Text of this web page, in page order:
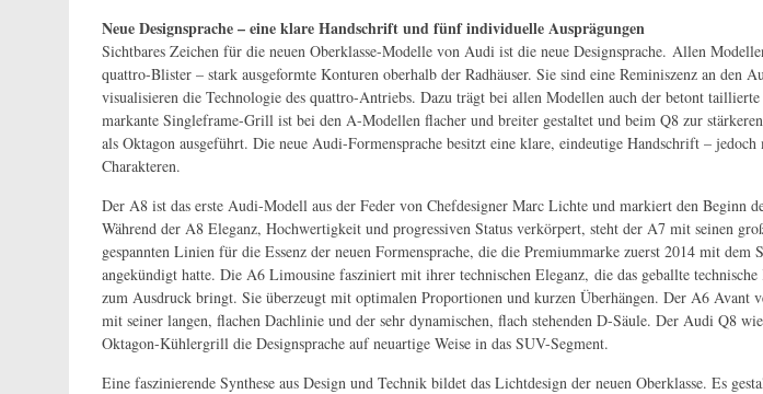
Neue Designsprache – eine klare Handschrift und fünf individuelle Ausprägungen
Sichtbares Zeichen für die neuen Oberklasse-Modelle von Audi ist die neue Designsprache. Allen
quattro-Blister – stark ausgeformte Konturen oberhalb der Radhäuser. Sie sind eine Reminiszenz an den
visualisieren die Technologie des quattro-Antriebs. Dazu trägt bei allen Modellen auch der betont
markante Singleframe-Grill ist bei den A-Modellen flacher und breiter gestaltet und beim Q8 zur
als Oktagon ausgeführt. Die neue Audi-Formensprache besitzt eine klare, eindeutige Handschrift –
Charakteren.
Der A8 ist das erste Audi-Modell aus der Feder von Chefdesigner Marc Lichte und markiert den Beginn
Während der A8 Eleganz, Hochwertigkeit und progressiven Status verkörpert, steht der A7 mit seinen
gespannten Linien für die Essenz der neuen Formensprache, die die Premiummarke zuerst 2014 mit dem
angekündigt hatte. Die A6 Limousine fasziniert mit ihrer technischen Eleganz, die das geballte
zum Ausdruck bringt. Sie überzeugt mit optimalen Proportionen und kurzen Überhängen. Der A6 Avant
mit seiner langen, flachen Dachlinie und der sehr dynamischen, flach stehenden D-Säule. Der Audi Q8
Oktagon-Kühlergrill die Designsprache auf neuartige Weise in das SUV-Segment.
Eine faszinierende Synthese aus Design und Technik bildet das Lichtdesign der neuen Oberklasse. Es